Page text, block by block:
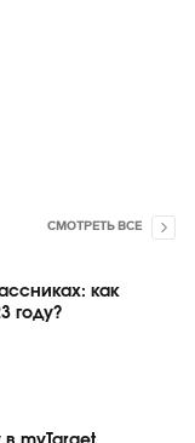
СМОТРЕТЬ ВСЕ
как
году?